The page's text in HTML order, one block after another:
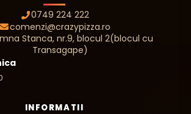
0749 224 222
comenzi@crazypizza.ro
Stanca, nr.9, blocul 2(blocul cu
Transagape)
INFORMATII